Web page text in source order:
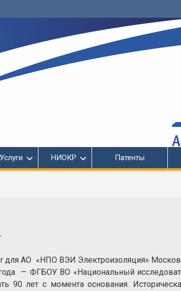
Услуги НИОКР Патенты
для АО «НПО ВЭИ Электроизоляция»
— ФГБОУ ВО «Национальный
90 лет с момента основания.